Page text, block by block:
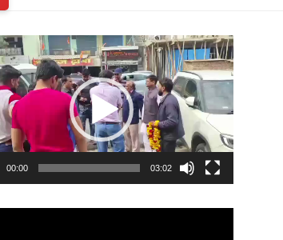
00:00 03:02